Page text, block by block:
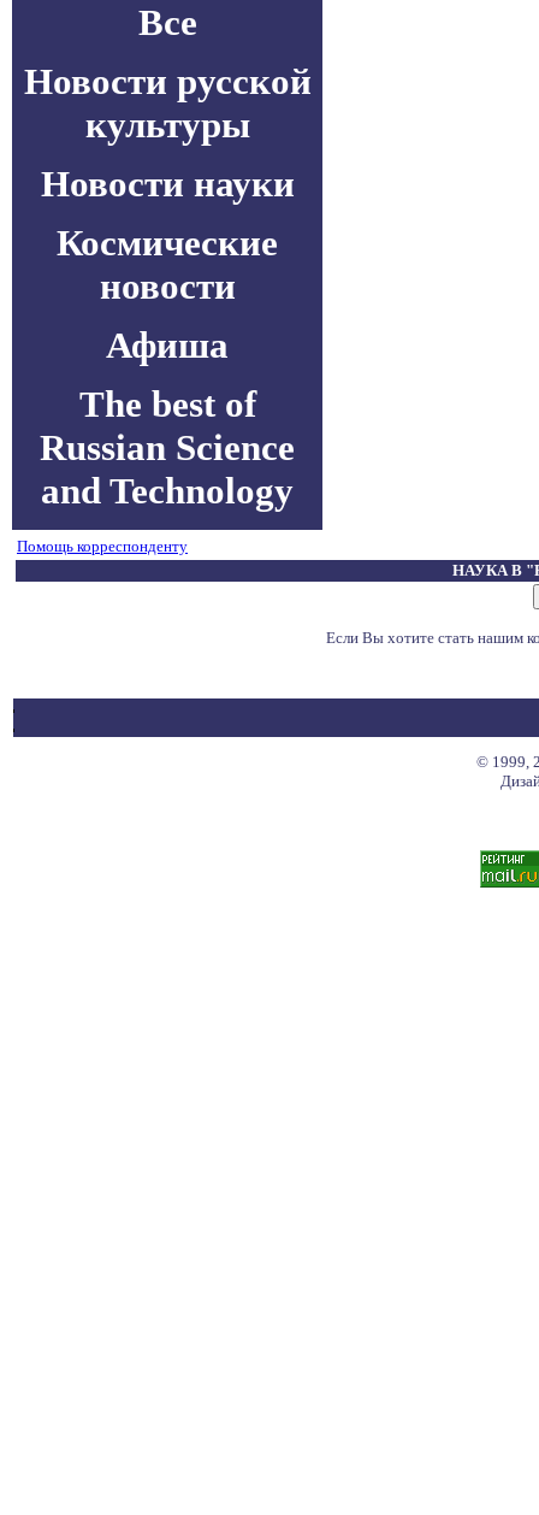
Все
Новости русской
культуры
Новости науки
Космические
новости
Афиша
The best of
Russian Science
and Technology
Помощь корреспонденту
НАУКА В
Если Вы хотите стать нашим
© 1999,